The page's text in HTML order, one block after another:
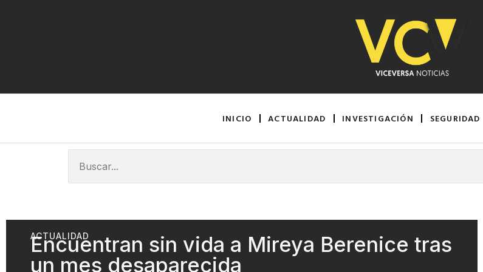
INICIO ACTUALIDAD INVESTIGACIÓN SEGURIDAD
ACTUALIDAD
Encuentran sin vida a Mireya Berenice tras
un mes desaparecida